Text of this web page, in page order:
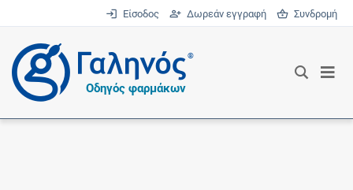
Είσοδος Δωρεάν εγγραφή Συνδρομή
®
Οδηγός φαρμάκων